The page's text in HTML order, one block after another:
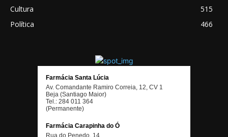
Cultura
515
Política
466